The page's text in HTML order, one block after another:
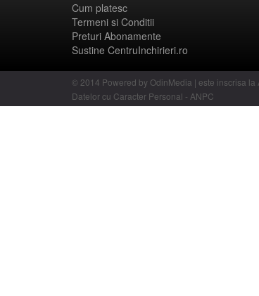
Cum platesc
Termeni si Conditii
Preturi Abonamente
Sustine CentruInchirieri.ro
© 2014 Powered by OdinMedia | este inscrisa
Datelor cu Caracter Personal - ANPC